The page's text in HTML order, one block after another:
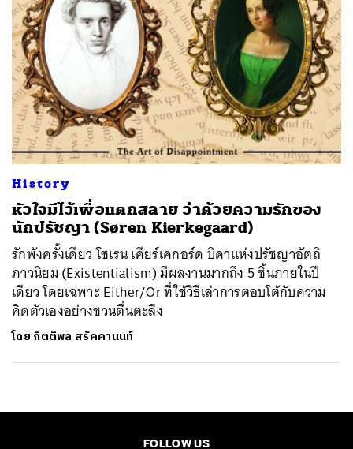
History
หัวใจมีไว้เพื่อแตกสลาย ว่าด้วยความรักของ
นักปรัชญา (Søren Kierkegaard)
รักพังครั้งเดียว โซเรน เคียร์เคกอร์ด บิดาแห่งปรัชญาอัตถิ
ภาวนิยม (Existentialism) มีผลงานมากถึง 5 ชิ้นภายในปี
เดียว โดยเฉพาะ Either/Or ที่ใช้วิธีเล่าการตอบโต้กับความ
คิดตัวเองอย่างชวนตื่นตะลึง
โดย กิตติพล สรัคคานนท์
FOLLOW US
ค้นหา
SHARE TWEET LINE EMAIL